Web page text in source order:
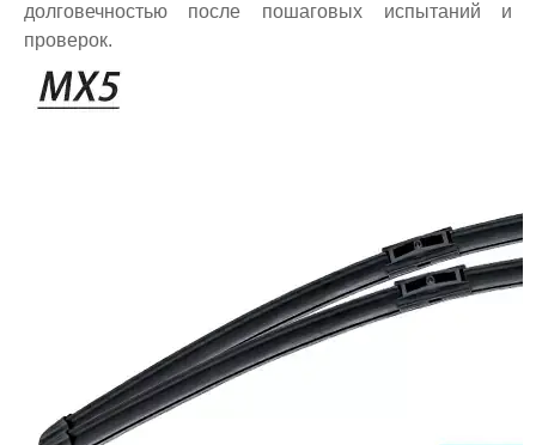
долговечностью после пошаговых испытаний и
проверок.